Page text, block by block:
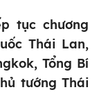
tục chương
Thái Lan,
Tổng Bí
tướng Thái